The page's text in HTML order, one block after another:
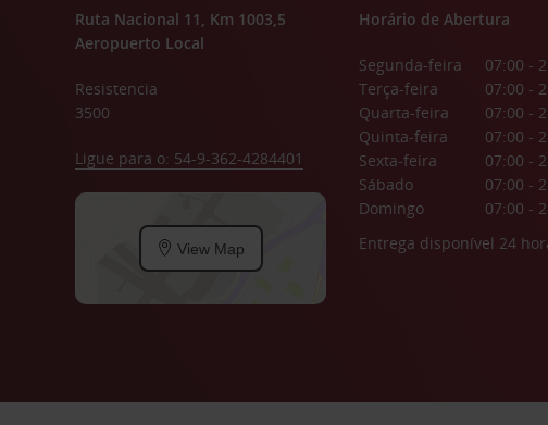
Ruta Nacional 11, Km 1003,5
Aeropuerto Local
Resistencia
3500
Ligue para o: 54-9-362-4284401
View Map
Horário de Abertura
Segunda-feira
07:00 -
Terça-feira
07:00 -
Quarta-feira
07:00 -
Quinta-feira
07:00 -
Sexta-feira
07:00 -
Sábado
07:00 -
Domingo
07:00 -
Entrega disponível 24